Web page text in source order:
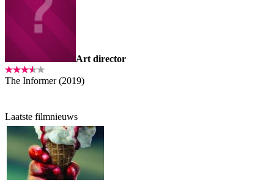
Art director
The Informer (2019)
Laatste filmnieuws